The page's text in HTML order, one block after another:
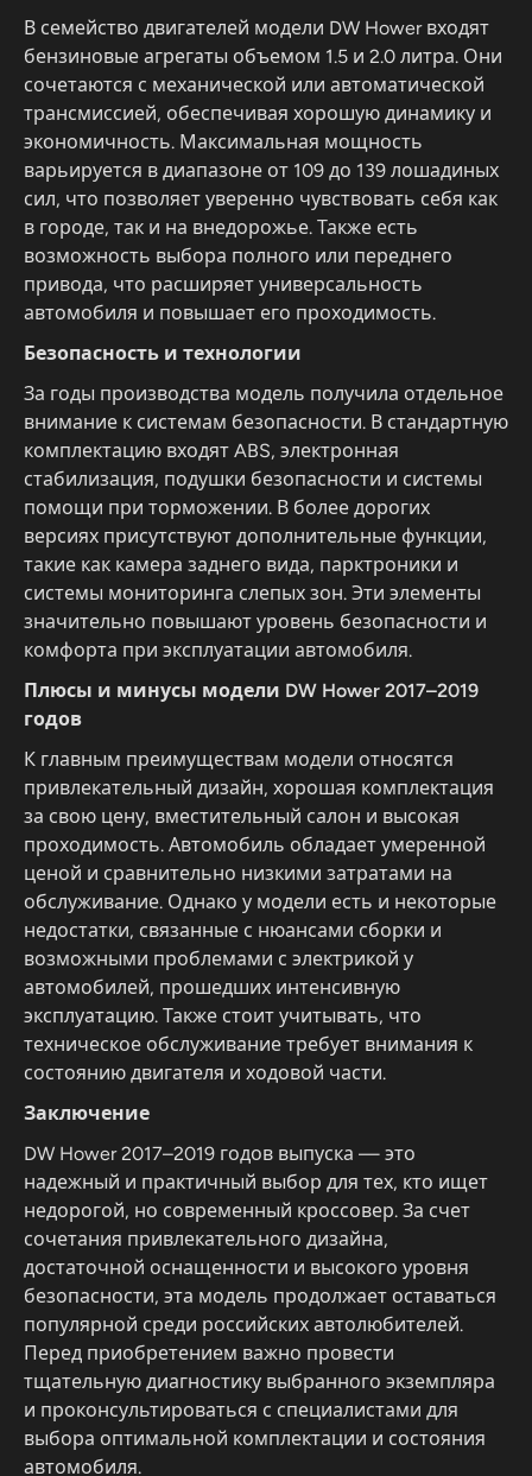
В семейство двигателей модели DW Hower входят
бензиновые агрегаты объемом 1.5 и 2.0 литра. Они
сочетаются с механической или автоматической
трансмиссией, обеспечивая хорошую динамику и
экономичность. Максимальная мощность
варьируется в диапазоне от 109 до 139 лошадиных
сил, что позволяет уверенно чувствовать себя как
в городе, так и на внедорожье. Также есть
возможность выбора полного или переднего
привода, что расширяет универсальность
автомобиля и повышает его проходимость.
Безопасность и технологии
За годы производства модель получила отдельное
внимание к системам безопасности. В стандартную
комплектацию входят ABS, электронная
стабилизация, подушки безопасности и системы
помощи при торможении. В более дорогих
версиях присутствуют дополнительные функции,
такие как камера заднего вида, парктроники и
системы мониторинга слепых зон. Эти элементы
значительно повышают уровень безопасности и
комфорта при эксплуатации автомобиля.
Плюсы и минусы модели DW Hower 2017–2019
годов
К главным преимуществам модели относятся
привлекательный дизайн, хорошая комплектация
за свою цену, вместительный салон и высокая
проходимость. Автомобиль обладает умеренной
ценой и сравнительно низкими затратами на
обслуживание. Однако у модели есть и некоторые
недостатки, связанные с нюансами сборки и
возможными проблемами с электрикой у
автомобилей, прошедших интенсивную
эксплуатацию. Также стоит учитывать, что
техническое обслуживание требует внимания к
состоянию двигателя и ходовой части.
Заключение
DW Hower 2017–2019 годов выпуска — это
надежный и практичный выбор для тех, кто ищет
недорогой, но современный кроссовер. За счет
сочетания привлекательного дизайна,
достаточной оснащенности и высокого уровня
безопасности, эта модель продолжает оставаться
популярной среди российских автолюбителей.
Перед приобретением важно провести
тщательную диагностику выбранного экземпляра
и проконсультироваться с специалистами для
выбора оптимальной комплектации и состояния
автомобиля.